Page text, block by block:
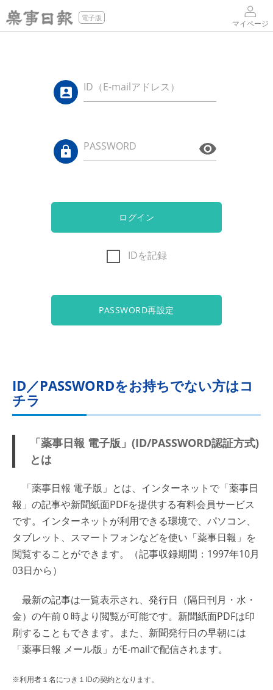
電子版
マイページ
ID（E-mailアドレス）
PASSWORD
ログイン
IDを記録
PASSWORD再設定
ID／PASSWORDをお持ちでない方はコ
チラ
「薬事日報 電子版」(ID/PASSWORD認証方式)
とは
「薬事日報 電子版」とは、インターネットで「薬事日
報」の記事や新聞紙面PDFを提供する有料会員サービス
です。インターネットが利用できる環境で、パソコン、
タブレット、スマートフォンなどを使い「薬事日報」を
閲覧することができます。（記事収録期間：1997年10月
03日から）
最新の記事は一覧表示され、発行日（隔日刊月・水・
金）の午前０時より閲覧が可能です。新聞紙面PDFは印
刷することもできます。また、新聞発行日の早朝には
「薬事日報 メール版」がE-mailで配信されます。
※利用者１名につき１IDの契約となります。